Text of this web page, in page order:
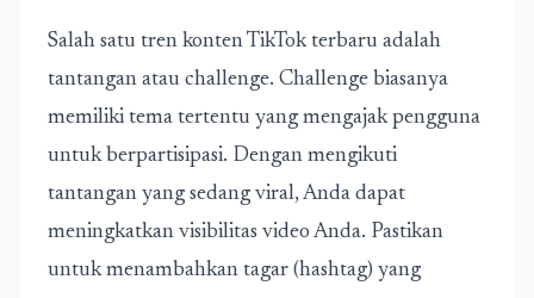
Salah satu tren konten TikTok terbaru adalah
tantangan atau challenge. Challenge biasanya
memiliki tema tertentu yang mengajak pengguna
untuk berpartisipasi. Dengan mengikuti
tantangan yang sedang viral, Anda dapat
meningkatkan visibilitas video Anda. Pastikan
untuk menambahkan tagar (hashtag) yang